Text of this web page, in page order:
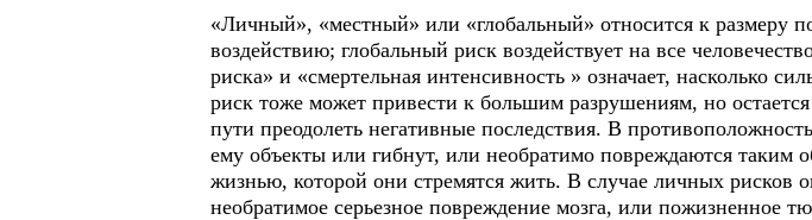
«Личный», «местный» или «глобальный» относится к размеру
воздействию; глобальный риск воздействует на все
риска» и «смертельная интенсивность » означает, насколько
риск тоже может привести к большим разрушениям, но
пути преодолеть негативные последствия. В
ему объекты или гибнут, или необратимо повреждаются таким
жизнью, которой они стремятся жить. В случае личных рисков
необратимое серьезное повреждение мозга, или пожизненное